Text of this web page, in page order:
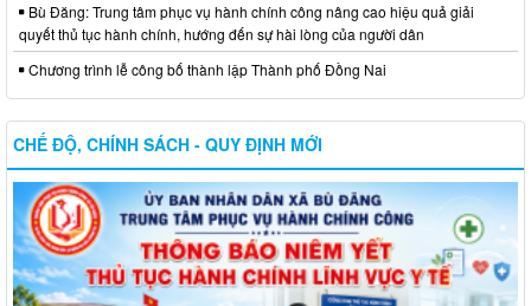
Bù Đăng: Trung tâm phục vụ hành chính công nâng cao hiệu quả giải
quyết thủ tục hành chính, hướng đến sự hài lòng của người dân
Chương trình lễ công bố thành lập Thành phố Đồng Nai
CHẾ ĐỘ, CHÍNH SÁCH - QUY ĐỊNH MỚI